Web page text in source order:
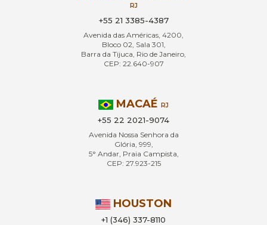
RJ
+55 21 3385-4387
Avenida das Américas, 4200,
Bloco 02, Sala 301,
Barra da Tijuca, Rio de Janeiro,
CEP: 22.640-907
MACAÉ RJ
+55 22 2021-9074
Avenida Nossa Senhora da
Glória, 999,
5° Andar, Praia Campista,
CEP: 27.923-215
HOUSTON
+1 (346) 337-8110